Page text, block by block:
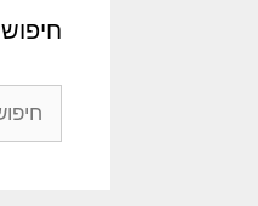
חיפוש